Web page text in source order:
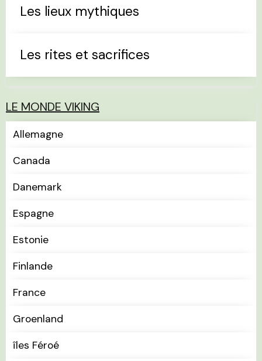
Les lieux mythiques
Les rites et sacrifices
LE MONDE VIKING
Allemagne
Canada
Danemark
Espagne
Estonie
Finlande
France
Groenland
îles Féroé